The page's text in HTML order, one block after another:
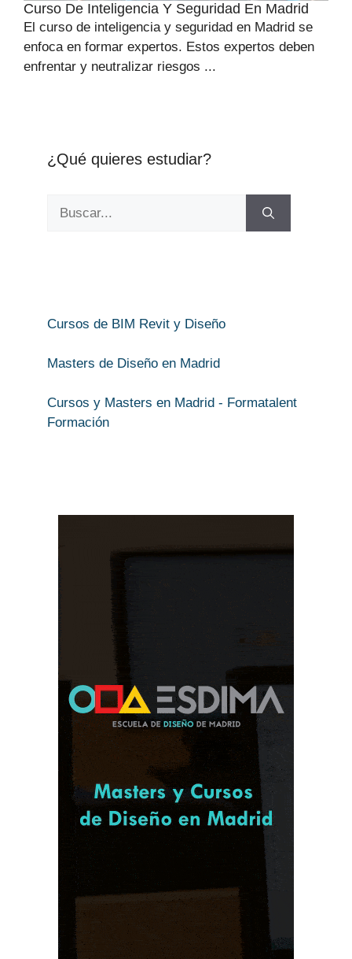
Curso De Inteligencia Y Seguridad En Madrid
El curso de inteligencia y seguridad en Madrid se
enfoca en formar expertos. Estos expertos deben
enfrentar y neutralizar riesgos ...
¿Qué quieres estudiar?
Cursos de BIM Revit y Diseño
Masters de Diseño en Madrid
Cursos y Masters en Madrid - Formatalent
Formación